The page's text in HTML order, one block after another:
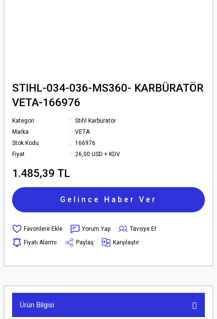
STIHL-034-036-MS360- KARBÜRATÖR
VETA-166976
Kategori
Stıhl Karbüratör
Marka
VETA
Stok Kodu
166976
Fiyat
26,00 USD + KDV
1.485,39 TL
Gelince Haber Ver
Yorum Yap
Tavsiye Et
Fiyatı Alarmı
Paylaş Karşılaştır
Ürün Bilgisi